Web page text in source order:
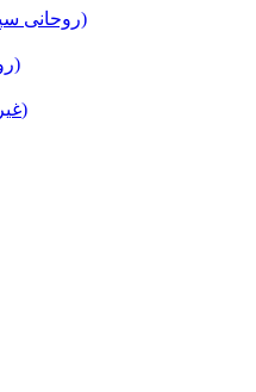
Ruhani Spray (Water) (روحانی سپرے، پانی)
Ruhani Tawezat (روحانی تعویذات)
Ghair Dum Shuda Products (غیر دم شدہ اشیاء)